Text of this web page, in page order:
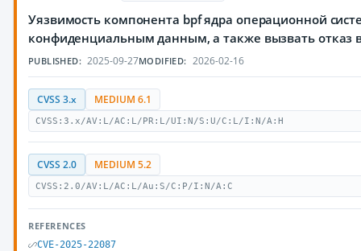
Уязвимость компонента bpf ядра операционной
конфиденциальным данным, а также вызвать отказ
PUBLISHED: 2025-09-27MODIFIED: 2026-02-16
CVSS 3.x MEDIUM 6.1
CVSS:3.x/AV:L/AC:L/PR:L/UI:N/S:U/C:L/I:N/A:H
CVSS 2.0 MEDIUM 5.2
CVSS:2.0/AV:L/AC:L/Au:S/C:P/I:N/A:C
REFERENCES
CVE-2025-22087